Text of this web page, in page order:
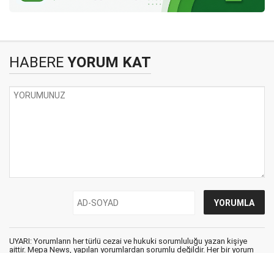
HABERE YORUM KAT
UYARI: Yorumların her türlü cezai ve hukuki sorumluluğu yazan kişiye
aittir. Mepa News, yapılan yorumlardan sorumlu değildir. Her bir yorum